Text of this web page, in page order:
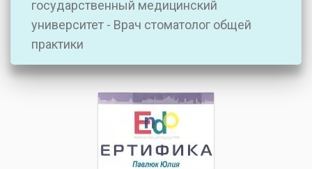
государственный медицинский
университет - Врач стоматолог общей
практики